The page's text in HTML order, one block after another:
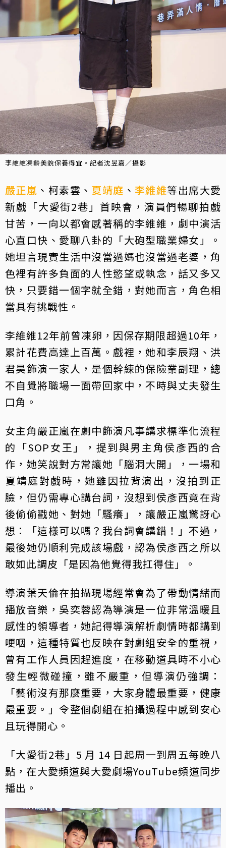
李維維凍齡美貌保養得宜。記者沈昱嘉／攝影
嚴正嵐 、柯素雲、 夏靖庭 、 李維維等出席大愛
新戲「大愛街2巷」首映會，演員們暢聊拍戲
甘苦，一向以都會感著稱的李維維，劇中演活
心直口快、愛聊八卦的「大砲型職業婦女」。
她坦言現實生活中沒當過媽也沒當過老婆，角
色裡有許多負面的人性慾望或執念，話又多又
快，只要錯一個字就全錯，對她而言，角色相
當具有挑戰性。
李維維12年前曾凍卵，因保存期限超過10年，
累計花費高達上百萬。戲裡，她和李辰翔、洪
君昊飾演一家人，是個幹練的保險業副理，總
不自覺將職場一面帶回家中，不時與丈夫發生
口角。
女主角嚴正嵐在劇中飾演凡事講求標準化流程
的「SOP女王」，提到與男主角侯彥西的合
作，她笑說對方常讓她「腦洞大開」，一場和
夏靖庭對戲時，她雖因拉背演出，沒拍到正
臉，但仍需專心講台詞，沒想到侯彥西竟在背
後偷偷戳她、對她「騷癢」，讓嚴正嵐驚訝心
想：「這樣可以嗎？我台詞會講錯！」不過，
最後她仍順利完成該場戲，認為侯彥西之所以
敢如此調皮「是因為他覺得我扛得住」。
導演葉天倫在拍攝現場經常會為了帶動情緒而
播放音樂，吳奕蓉認為導演是一位非常溫暖且
感性的領導者，她記得導演解析劇情時都講到
哽咽，這種特質也反映在對劇組安全的重視，
曾有工作人員因趕進度，在移動道具時不小心
發生輕微碰撞，雖不嚴重，但導演仍強調：
「藝術沒有那麼重要，大家身體最重要，健康
最重要。」令整個劇組在拍攝過程中感到安心
且玩得開心。
「大愛街2巷」5 月 14 日起周一到周五每晚八
點，在大愛頻道與大愛劇場YouTube頻道同步
播出。